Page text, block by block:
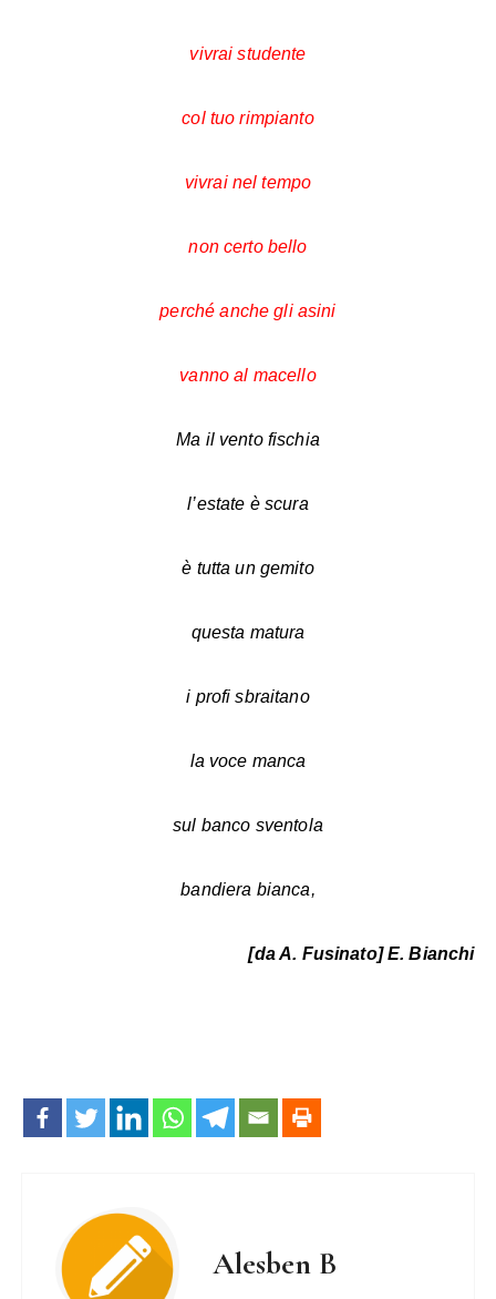
vivrai studente
col tuo rimpianto
vivrai nel tempo
non certo bello
perché anche gli asini
vanno al macello
Ma il vento fischia
l’estate è scura
è tutta un gemito
questa matura
i profi sbraitano
la voce manca
sul banco sventola
bandiera bianca,
[da A. Fusinato] E. Bianchi
Alesben B